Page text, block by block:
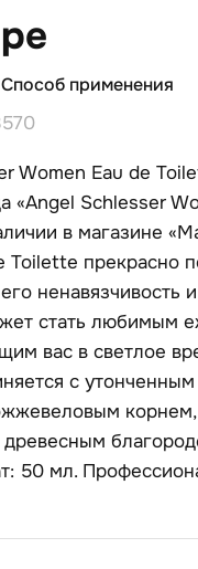
Способ применения
Women Eau de
«Angel Schlesser
в магазине
Toilette прекрасно
ненавязчивость
стать любимым
вас в светлое
с
50 мл.